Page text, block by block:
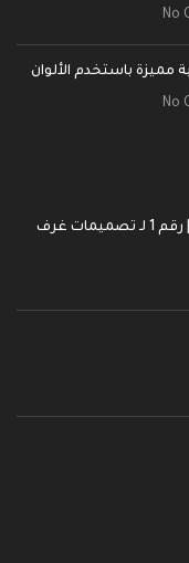
No
باستخدم الألوان
No
غرفة شباب - Youthful Nest | رقم 1 لـ تصميمات غرف